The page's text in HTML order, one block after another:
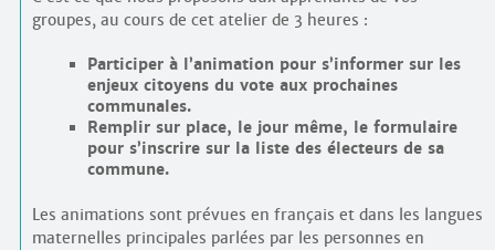
groupes, au cours de cet atelier de 3 heures :
Participer à l’animation pour s’informer sur les
enjeux citoyens du vote aux prochaines
communales.
Remplir sur place, le jour même, le formulaire
pour s’inscrire sur la liste des électeurs de sa
commune.
Les animations sont prévues en français et dans les langues
maternelles principales parlées par les personnes en